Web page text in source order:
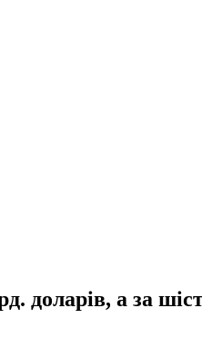
доларів, а за